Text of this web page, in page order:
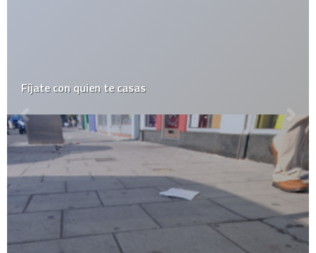
Fíjate con quien te casas